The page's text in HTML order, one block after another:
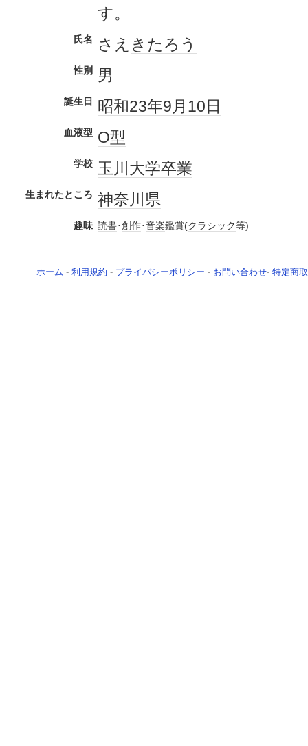
す。
氏名 さえ きたろう
性別 男
誕生日 昭和23年9月10日
血液型 O型
学校 玉川大学卒業
生まれたところ 神奈川県
趣味 読書･創作･音楽鑑賞(クラシック等)
ホーム - 利用規約 - プライバシーポリシー - お問い合わせ- 特定商